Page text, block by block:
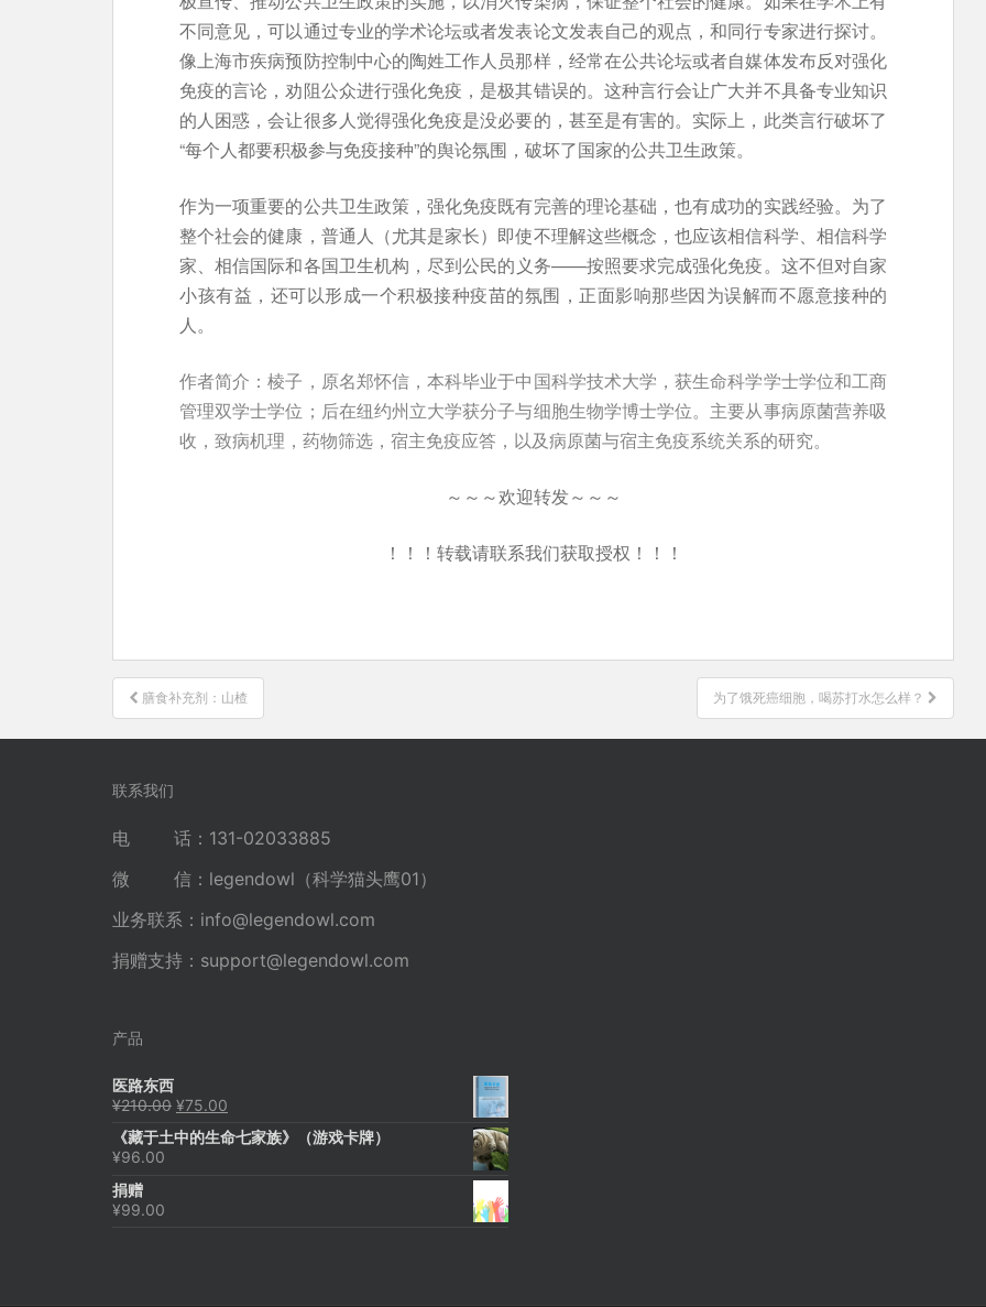
不同意见，可以通过专业的学术论坛或者发表论文发表自己的观点，和同行专家进行探讨。
像上海市疾病预防控制中心的陶姓工作人员那样，经常在公共论坛或者自媒体发布反对强化
免疫的言论，劝阻公众进行强化免疫，是极其错误的。这种言行会让广大并不具备专业知识
的人困惑，会让很多人觉得强化免疫是没必要的，甚至是有害的。实际上，此类言行破坏了
“每个人都要积极参与免疫接种”的舆论氛围，破坏了国家的公共卫生政策。
作为一项重要的公共卫生政策，强化免疫既有完善的理论基础，也有成功的实践经验。为了
整个社会的健康，普通人（尤其是家长）即使不理解这些概念，也应该相信科学、相信科学
家、相信国际和各国卫生机构，尽到公民的义务——按照要求完成强化免疫。这不但对自家
小孩有益，还可以形成一个积极接种疫苗的氛围，正面影响那些因为误解而不愿意接种的
人。
作者简介：棱子，原名郑怀信，本科毕业于中国科学技术大学，获生命科学学士学位和工商
管理双学士学位；后在纽约州立大学获分子与细胞生物学博士学位。主要从事病原菌营养吸
收，致病机理，药物筛选，宿主免疫应答，以及病原菌与宿主免疫系统关系的研究。
～～～欢迎转发～～～
！！！转载请联系我们获取授权！！！
文
章
导
膳食补充剂：山楂 为了饿死癌细胞，喝苏打水怎么样？
联系我们
电 话：131-02033885
微 信：legendowl（科学猫头鹰01）
业务联系： info@legendowl.com
捐赠支持： support@legendowl.com
产品
医路东西
¥210.00 原
为：
¥75.00
价
《藏于土中的生命七家族》（游戏卡牌）
¥96.00
捐赠
¥99.00